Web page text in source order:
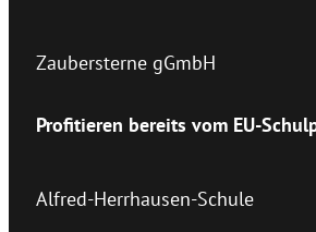
Zaubersterne gGmbH
Profitieren bereits vom EU-
Alfred-Herrhausen-Schule